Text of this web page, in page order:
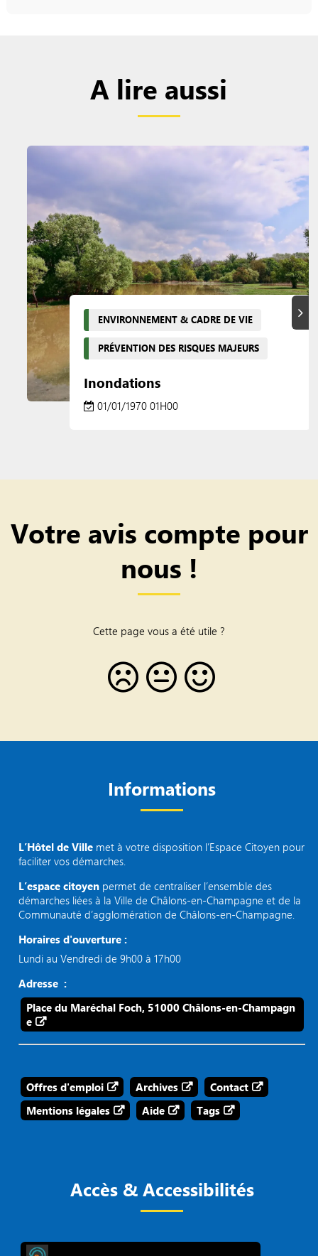
A lire aussi
ENVIRONNEMENT & CADRE DE VIE
PRÉVENTION DES RISQUES MAJEURS
Inondations
01/01/1970 01H00
Votre avis compte pour
nous !
Cette page vous a été utile ?
Informations
L’Hôtel de Ville met à votre disposition l’Espace Citoyen pour
faciliter vos démarches.
L’espace citoyen permet de centraliser l’ensemble des
démarches liées à la Ville de Châlons-en-Champagne et de la
Communauté d’agglomération de Châlons-en-Champagne.
Horaires d'ouverture :
Lundi au Vendredi de 9h00 à 17h00
Adresse :
Place du Maréchal Foch, 51000 Châlons-en-Champagn
e
Offres d'emploi Archives
Contact
Mentions légales
Aide Tags
Accès & Accessibilités